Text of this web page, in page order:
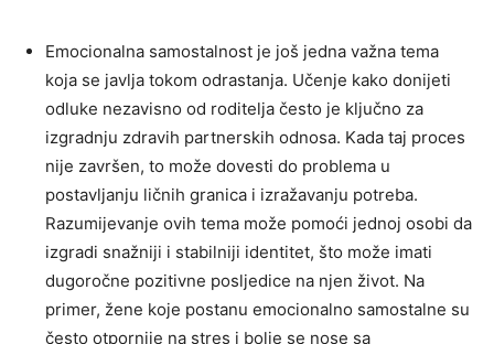
Emocionalna samostalnost je još jedna važna tema
koja se javlja tokom odrastanja. Učenje kako donijeti
odluke nezavisno od roditelja često je ključno za
izgradnju zdravih partnerskih odnosa. Kada taj proces
nije završen, to može dovesti do problema u
postavljanju ličnih granica i izražavanju potreba.
Razumijevanje ovih tema može pomoći jednoj osobi da
izgradi snažniji i stabilniji identitet, što može imati
dugoročne pozitivne posljedice na njen život. Na
primer, žene koje postanu emocionalno samostalne su
često otpornije na stres i bolje se nose sa